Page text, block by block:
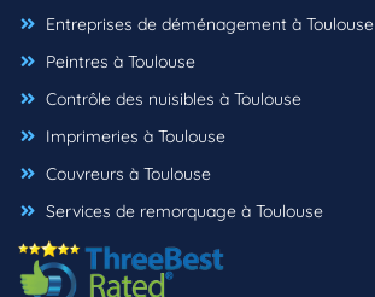
Entreprises de déménagement à Toulouse
Peintres à Toulouse
Contrôle des nuisibles à Toulouse
Imprimeries à Toulouse
Couvreurs à Toulouse
Services de remorquage à Toulouse